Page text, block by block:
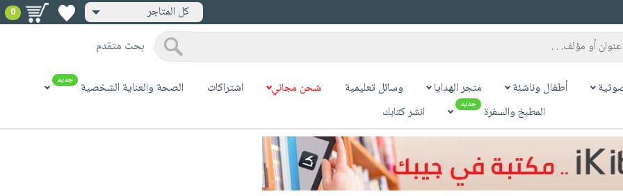
كل المتاجر 0
بحث متقدم
أطفال وناشئة متجر الهدايا وسائل تعليمية شحن مجاني اشتراكات الصحة والعناية الشخصية جديد
المطبخ والسفرة جديد انشر كتابك